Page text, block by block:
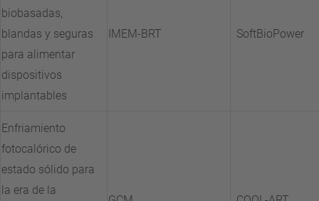
biobasadas,
blandas y seguras
para alimentar
dispositivos
implantables
IMEM-BRT SoftBioPower
Enfriamiento
fotocalórico de
estado sólido para
la era de la